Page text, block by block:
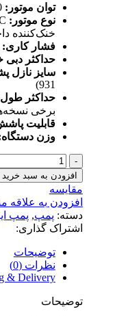
توان موتور: 4000 وات
نوع موتور:
خنک‌کننده
فشار کاری:
حداکثر
سایز نازل
931)
حداکثر طول
برخی نسخه‌ها تا
قابلیت
وزن
افزودن به سبد خرید
مقایسه
افزودن به علاقه
دسته: پمپ, پمپ
اشتراک گذاری:
توضیحات
نظرات (0)
& Delivery
توضیحات